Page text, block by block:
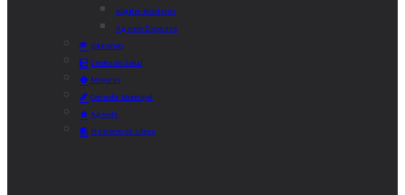
Alquiler Bicicletas
Agenda Deportiva
Educación
Centro de Salud
Mayores
Comedor Municipal
Agenda
Préstamo de Libros